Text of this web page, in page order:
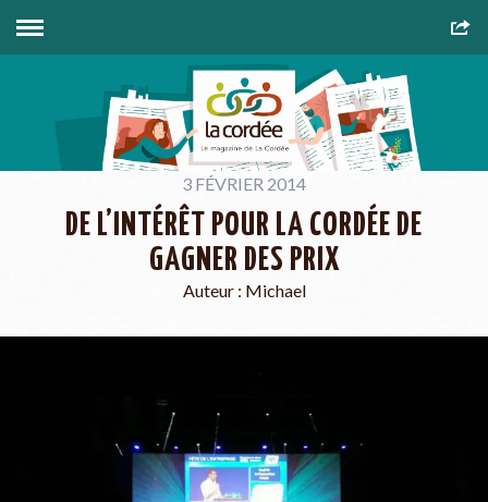
3 FÉVRIER 2014
DE L’INTÉRÊT POUR LA CORDÉE DE
GAGNER DES PRIX
Auteur : Michael